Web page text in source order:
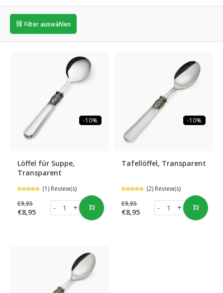
Filter auswählen
-10%
Löffel für Suppe,
Transparent
(1) Review(s)
€9,95
€8,95 +
-
-10%
Tafellöffel, Transparent
(2) Review(s)
€9,95
€8,95 +
-